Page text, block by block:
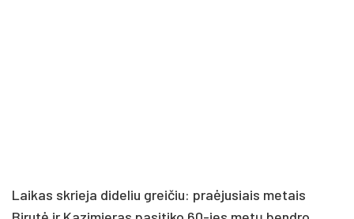
Laikas skrieja dideliu greičiu: praėjusiais metais